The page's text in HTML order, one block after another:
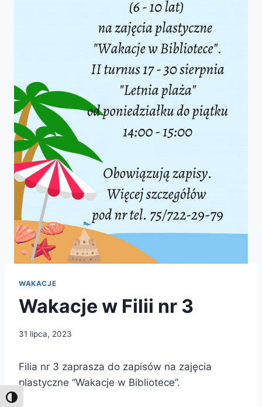
Toggle High Contrast
WAKACJE
Wakacje w Filii nr 3
31 lipca, 2023
Filia nr 3 zaprasza do zapisów na zajęcia
plastyczne “Wakacje w Bibliotece”.